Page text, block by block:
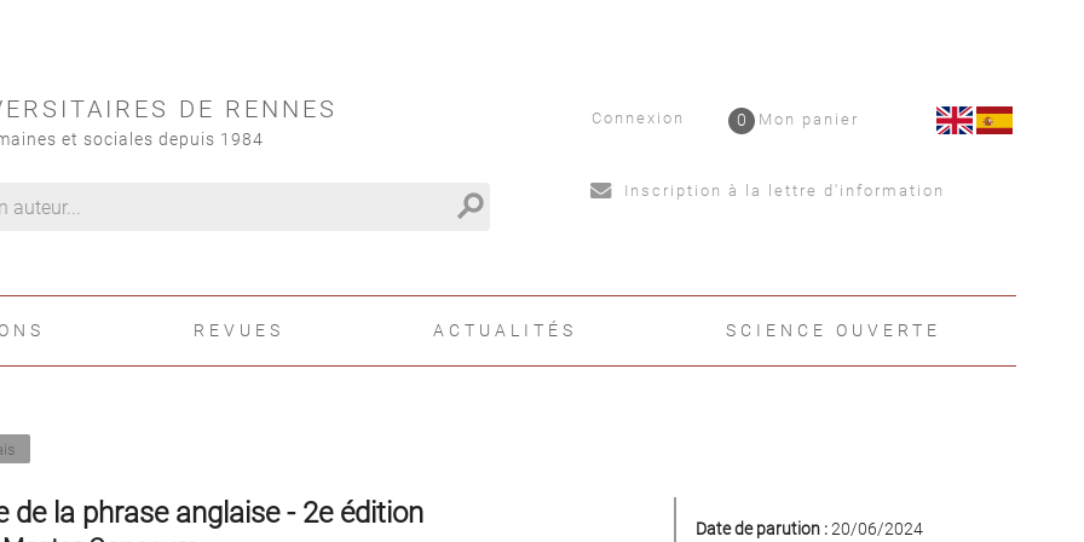
DE RENNES
et sociales depuis 1984
search
Connexion Mon panier
0
Inscription à la lettre d'information
REVUES ACTUALITÉS SCIENCE OUVERTE
de la phrase anglaise - 2e édition Date de parution :20/06/2024